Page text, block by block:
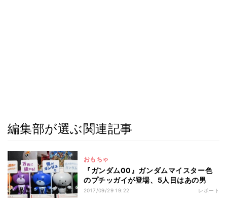
編集部が選ぶ関連記事
おもちゃ
『ガンダム00』ガンダムマイスター色
のプチッガイが登場、5人目はあの男
2017/09/29 19:22 レポート